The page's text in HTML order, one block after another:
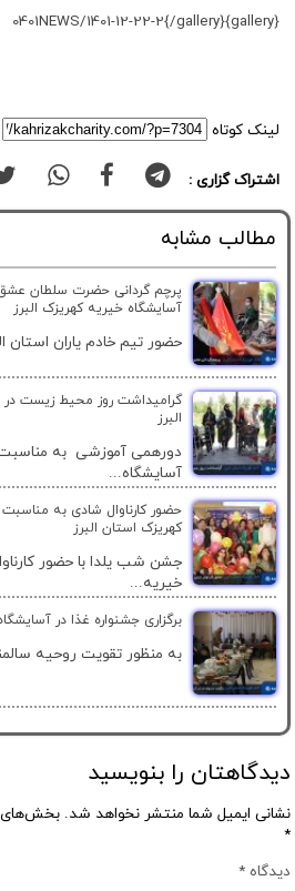
{gallery}0401NEWS/1401-12-22-2{/gallery}
لینک کوتاه
اشتراک گزاری :
مطالب مشابه
پرچم گردانی حضرت سلطان
آسایشگاه خیریه کهریزک البرز
حضور تیم خادم یاران استان
گرامیداشت روز محیط زیست در
البرز
دورهمی آموزشی به
آسایشگاه...
حضور کارناوال شادی به
کهریزک استان البرز
جشن شب یلدا با حضور
خیریه...
برگزاری جشنواره غذا در
به منظور تقویت روحیه
دیدگاهتان را بنویسید
نشانی ایمیل شما منتشر نخواهد شد. بخش‌های
*
دیدگاه*